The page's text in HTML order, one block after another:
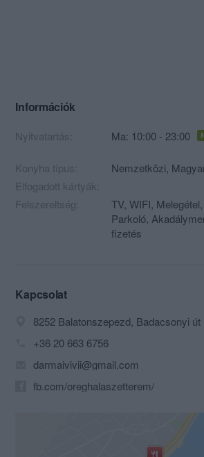
Információk
Nyitvatartás: Ma: 10:00 - 23:00
Konyha típus: Nemzetközi,
Elfogadott kártyák:
Felszereltség:
TV, WIFI,
Parkoló,
fizetés
Kapcsolat
8252 Balatonszepezd, Badacsonyi út
+36 20 663 6756
darmaivivii@gmail.com
fb.com/oreghalaszetterem/